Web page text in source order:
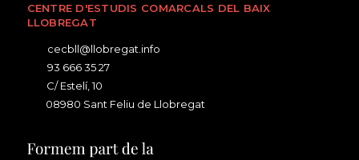
CENTRE D'ESTUDIS COMARCALS DEL BAIX
LLOBREGAT
cecbll@llobregat.info
93 666 35 27
C/ Estelí, 10
08980 Sant Feliu de Llobregat